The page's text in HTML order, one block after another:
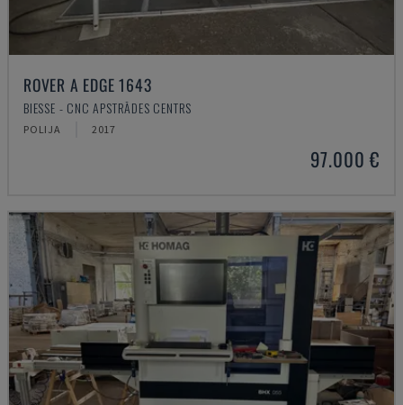
ROVER A EDGE 1643
BIESSE - CNC APSTRĀDES CENTRS
POLIJA 2017
97.000 €